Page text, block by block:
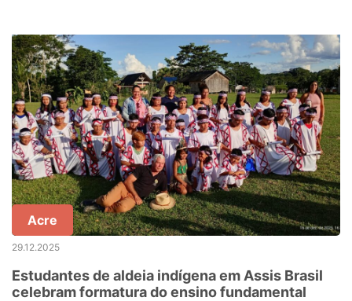
Acre
29.12.2025
Estudantes de aldeia indígena em Assis Brasil
celebram formatura do ensino fundamental